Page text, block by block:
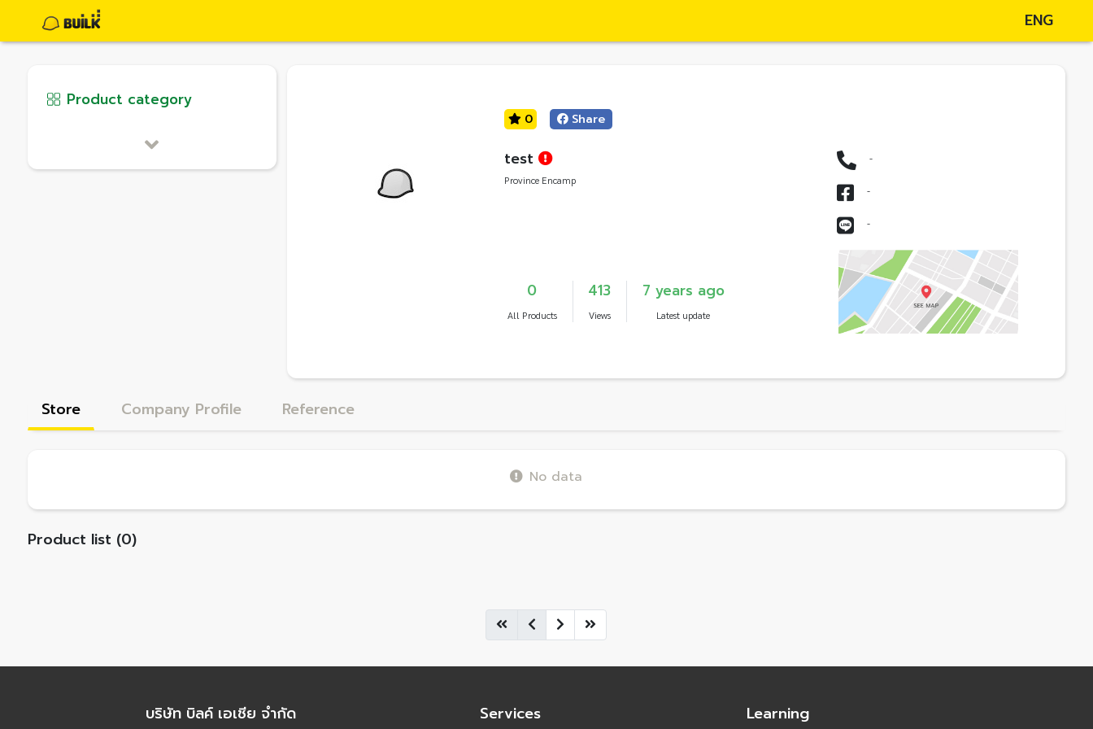
ENG
Product category
0 Share
test
Province Encamp
0
All Products
413
Views
7 years ago
Latest update
-
-
-
Store Company Profile Reference
No data
Product list (0)
บริษัท บิลค์ เอเชีย จำกัด Services Learning